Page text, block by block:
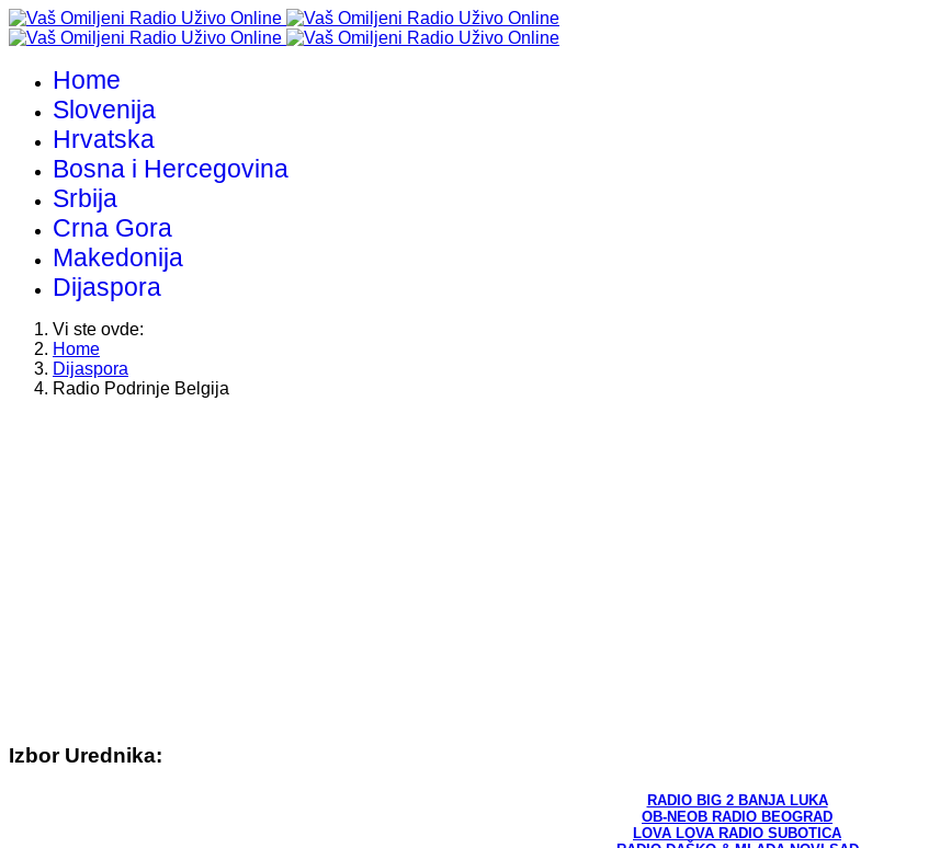
Home
Slovenija
Hrvatska
Bosna i Hercegovina
Srbija
Crna Gora
Makedonija
Dijaspora
Vi ste ovde:
Home
Dijaspora
Radio Podrinje Belgija
Izbor Urednika:
RADIO BIG 2 BANJA LUKA
OB-NEOB RADIO BEOGRAD
LOVA LOVA RADIO SUBOTICA